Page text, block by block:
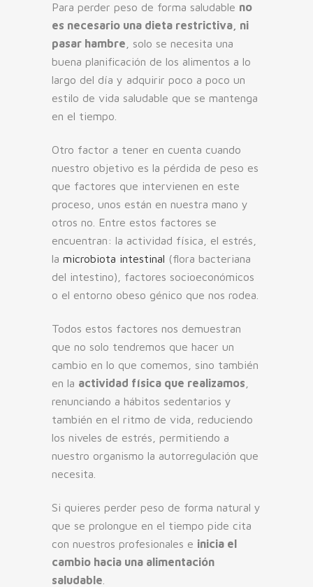
Para perder peso de forma saludable no
es necesario una dieta restrictiva, ni
pasar hambre , solo se necesita una
buena planificación de los alimentos a lo
largo del día y adquirir poco a poco un
estilo de vida saludable que se mantenga
en el tiempo.
Otro factor a tener en cuenta cuando
nuestro objetivo es la pérdida de peso es
que factores que intervienen en este
proceso, unos están en nuestra mano y
otros no. Entre estos factores se
encuentran: la actividad física, el estrés,
la microbiota intestinal (flora bacteriana
del intestino), factores socioeconómicos
o el entorno obeso génico que nos rodea.
Todos estos factores nos demuestran
que no solo tendremos que hacer un
cambio en lo que comemos, sino también
en la actividad física que realizamos
renunciando a hábitos sedentarios y
también en el ritmo de vida, reduciendo
los niveles de estrés, permitiendo a
nuestro organismo la autorregulación que
necesita.
Si quieres perder peso de forma natural y
que se prolongue en el tiempo pide cita
con nuestros profesionales e inicia el
cambio hacia una alimentación
saludable